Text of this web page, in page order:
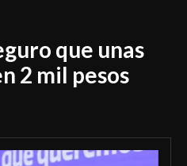
que unas
2 mil pesos